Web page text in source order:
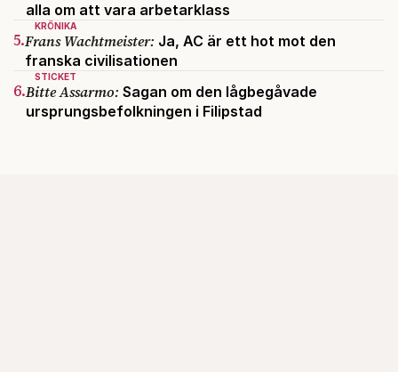
alla om att vara arbetarklass
KRÖNIKA
5.Frans Wachtmeister: Ja, AC är ett hot mot den
franska civilisationen
STICKET
6.Bitte Assarmo: Sagan om den lågbegåvade
ursprungsbefolkningen i Filipstad